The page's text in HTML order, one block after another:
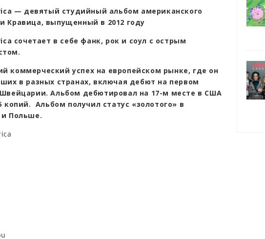
— девятый студийный альбом американского
Кравица, выпущенный в 2012 году
сочетает в себе фанк, рок и соул с острым
коммерческий успех на европейском рынке, где он
в разных странах, включая дебют на первом
Альбом дебютировал на 17-м месте в США
копий. Альбом получил статус «золотого» в
и Польше.